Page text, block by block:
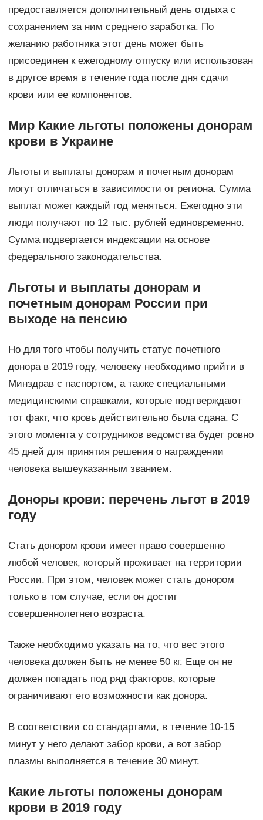
предоставляется дополнительный день отдыха с
сохранением за ним среднего заработка. По
желанию работника этот день может быть
присоединен к ежегодному отпуску или использован
в другое время в течение года после дня сдачи
крови или ее компонентов.
Мир Какие льготы положены донорам
крови в Украине
Льготы и выплаты донорам и почетным донорам
могут отличаться в зависимости от региона. Сумма
выплат может каждый год меняться. Ежегодно эти
люди получают по 12 тыс. рублей единовременно.
Сумма подвергается индексации на основе
федерального законодательства.
Льготы и выплаты донорам и
почетным донорам России при
выходе на пенсию
Но для того чтобы получить статус почетного
донора в 2019 году, человеку необходимо прийти в
Минздрав с паспортом, а также специальными
медицинскими справками, которые подтверждают
тот факт, что кровь действительно была сдана. С
этого момента у сотрудников ведомства будет ровно
45 дней для принятия решения о награждении
человека вышеуказанным званием.
Доноры крови: перечень льгот в 2019
году
Стать донором крови имеет право совершенно
любой человек, который проживает на территории
России. При этом, человек может стать донором
только в том случае, если он достиг
совершеннолетнего возраста.
Также необходимо указать на то, что вес этого
человека должен быть не менее 50 кг. Еще он не
должен попадать под ряд факторов, которые
ограничивают его возможности как донора.
В соответствии со стандартами, в течение 10-15
минут у него делают забор крови, а вот забор
плазмы выполняется в течение 30 минут.
Какие льготы положены донорам
крови в 2019 году